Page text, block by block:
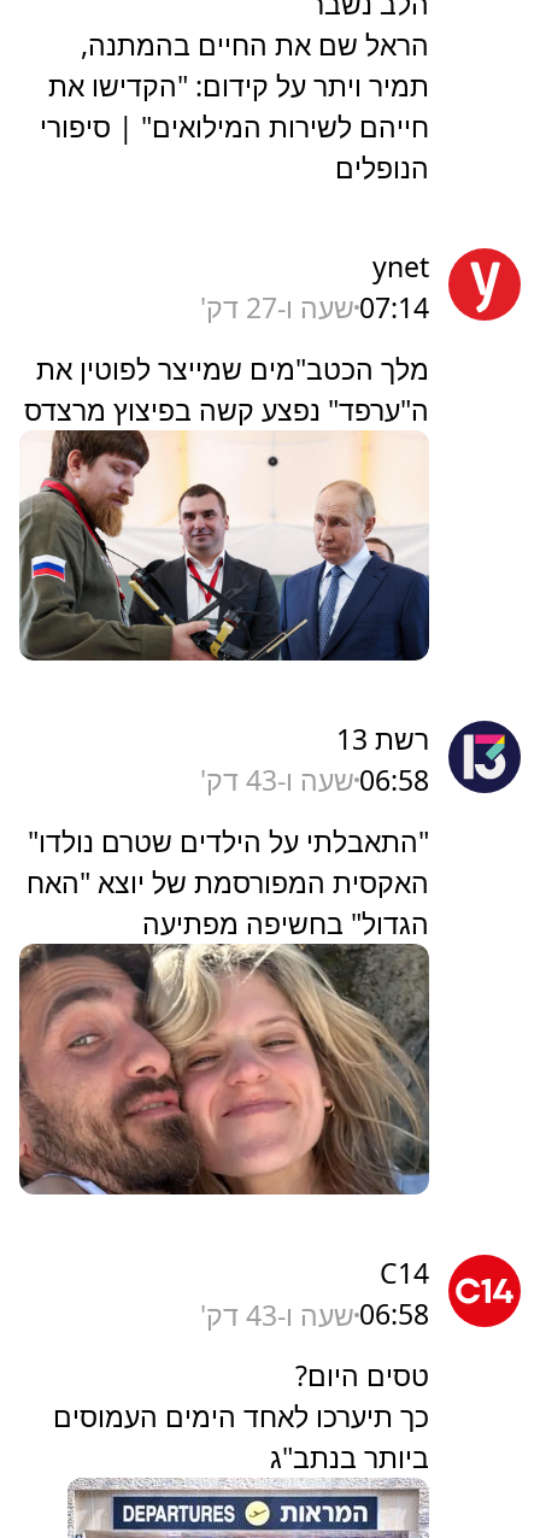
הראל שם את החיים בהמתנה,
תמיר ויתר על קידום: "הקדישו את
חייהם לשירות המילואים" | סיפורי
הנופלים
ynet
07:14שעה ו-27 דק'
מלך הכטב"מים שמייצר לפוטין את
ה"ערפד" נפצע קשה בפיצוץ מרצדס
רשת 13
06:58שעה ו-43 דק'
"התאבלתי על הילדים שטרם נולדו"
האקסית המפורסמת של יוצא "האח
הגדול" בחשיפה מפתיעה
C14
06:58שעה ו-43 דק'
טסים היום?
כך תיערכו לאחד הימים העמוסים
ביותר בנתב"ג